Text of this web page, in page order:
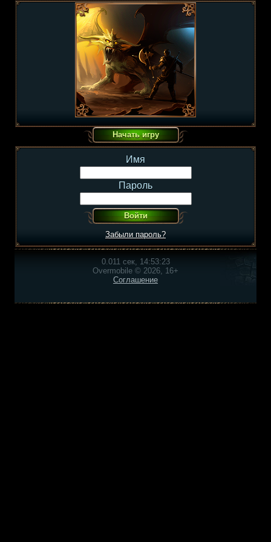
Имя
Пароль
Забыли пароль?
0.011 сек, 14:53:23
Overmobile © 2026, 16+
Соглашение